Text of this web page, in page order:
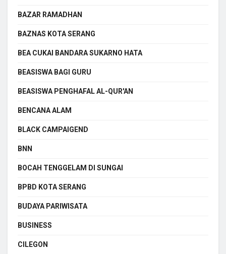
BAZAR RAMADHAN
BAZNAS KOTA SERANG
BEA CUKAI BANDARA SUKARNO HATA
BEASISWA BAGI GURU
BEASISWA PENGHAFAL AL-QUR'AN
BENCANA ALAM
BLACK CAMPAIGEND
BNN
BOCAH TENGGELAM DI SUNGAI
BPBD KOTA SERANG
BUDAYA PARIWISATA
BUSINESS
CILEGON